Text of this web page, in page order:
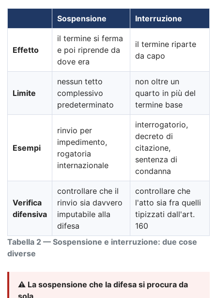
Tabella 2 — Sospensione e interruzione: due cose
diverse
Sospensione Interruzione
Effetto
il termine si ferma
e poi riprende da
dove era
il termine riparte
da capo
Limite
nessun tetto
complessivo
predeterminato
non oltre un
quarto in più del
termine base
Esempi
rinvio per
impedimento,
rogatoria
internazionale
interrogatorio,
decreto di
citazione,
sentenza di
condanna
Verifica
difensiva
controllare che il
rinvio sia davvero
imputabile alla
difesa
controllare che
l'atto sia fra quelli
tipizzati dall'art.
160
⚠️ La sospensione che la difesa si procura da
sola